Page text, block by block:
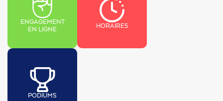
ENGAGEMENT
EN LIGNE
HORAIRES
PODIUMS